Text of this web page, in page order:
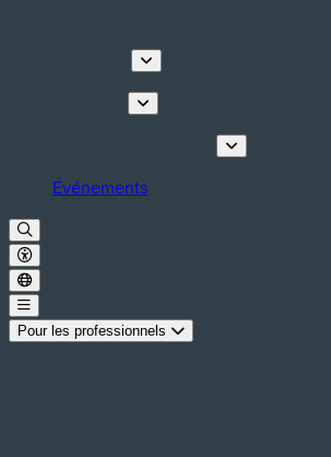
Événements
Pour les professionnels